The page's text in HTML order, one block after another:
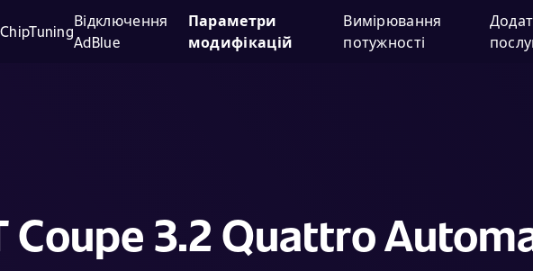
ChipTuning
Відключення
AdBlue
Параметри
модифікацій
Вимірювання
потужності
Coupe 3.2 Quattro